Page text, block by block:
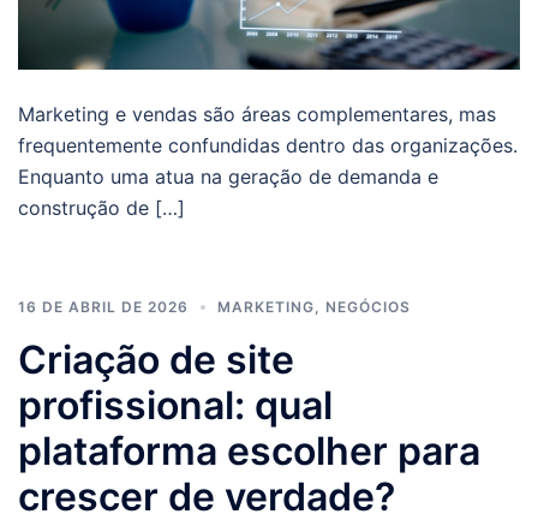
Marketing e vendas são áreas complementares, mas
frequentemente confundidas dentro das organizações.
Enquanto uma atua na geração de demanda e
construção de […]
16 DE ABRIL DE 2026 MARKETING NEGÓCIOS
Criação de site
profissional: qual
plataforma escolher para
crescer de verdade?